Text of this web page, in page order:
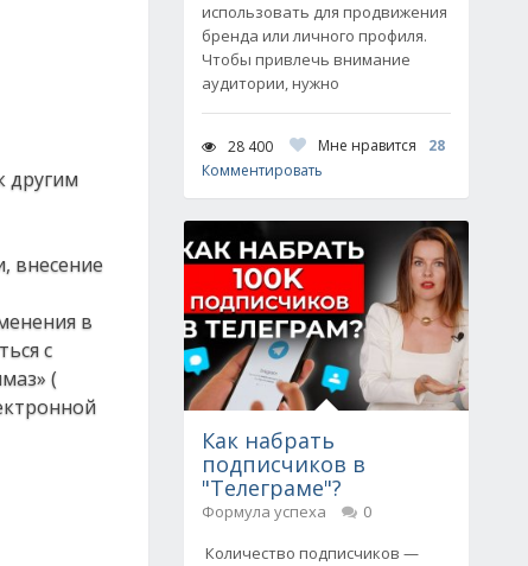
другим
внесение
в
с
(
использовать для продвижения
бренда или личного профиля.
Чтобы привлечь внимание
аудитории, нужно
28 400 Мне нравится
28
Комментировать
Как набрать
подписчиков в
"Телеграме"?
Формула успеха
0
Количество подписчиков —